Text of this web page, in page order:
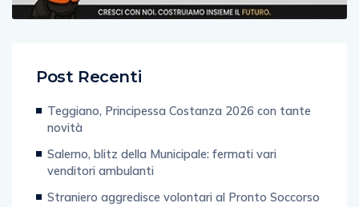
Post Recenti
Teggiano, Principessa Costanza 2026 con tante
novità
Salerno, blitz della Municipale: fermati vari
venditori ambulanti
Straniero aggredisce volontari al Pronto Soccorso